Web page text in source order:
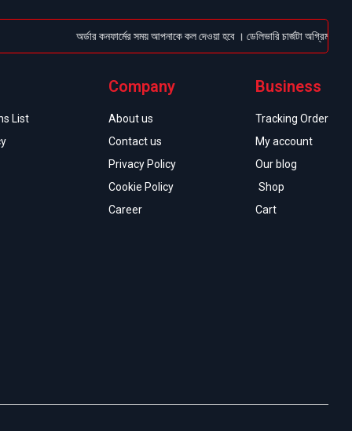
অর্ডার কনফার্মের সময় আপনাকে কল দেওয়া হবে । ডেলিভারি চার্জটা অগ্রিম
List
Company
About us
Contact us
Privacy Policy
Cookie Policy
Career
Business
Tracking Order
My account
Our blog
Shop
Cart